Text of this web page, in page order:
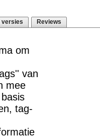
versies Reviews
om
van
mee
tag-